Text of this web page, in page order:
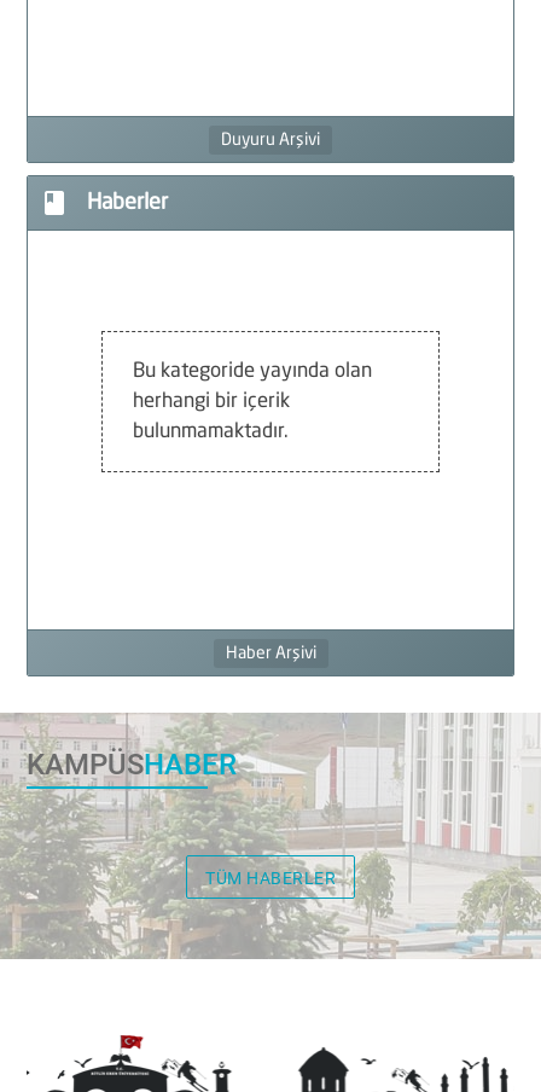
Duyuru Arşivi
book Haberler
Bu kategoride yayında olan
herhangi bir içerik
bulunmamaktadır.
Haber Arşivi
KAMPÜSHABER
TÜM HABERLER